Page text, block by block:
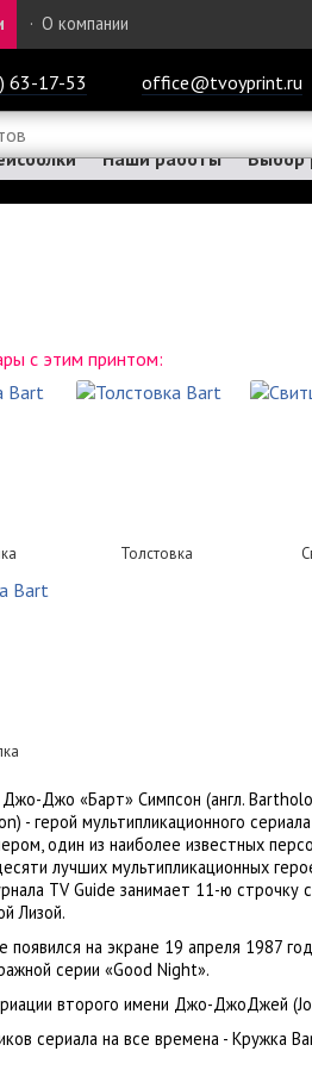
· О компании
63-17-53
office@tvoyprint.ru
Наши работы Выбор
с этим принтом:
Толстовка
Джо «Барт» Симпсон (англ.
- герой мультипликационного
один из наиболее известных
лучших мультипликационных
TV Guide занимает 11-ю строчку
Лизой.
появился на экране 19 апреля 1987
серии «Good Night».
второго имени Джо-ДжоДжей (Jo-
сериала на все времена - Кружка